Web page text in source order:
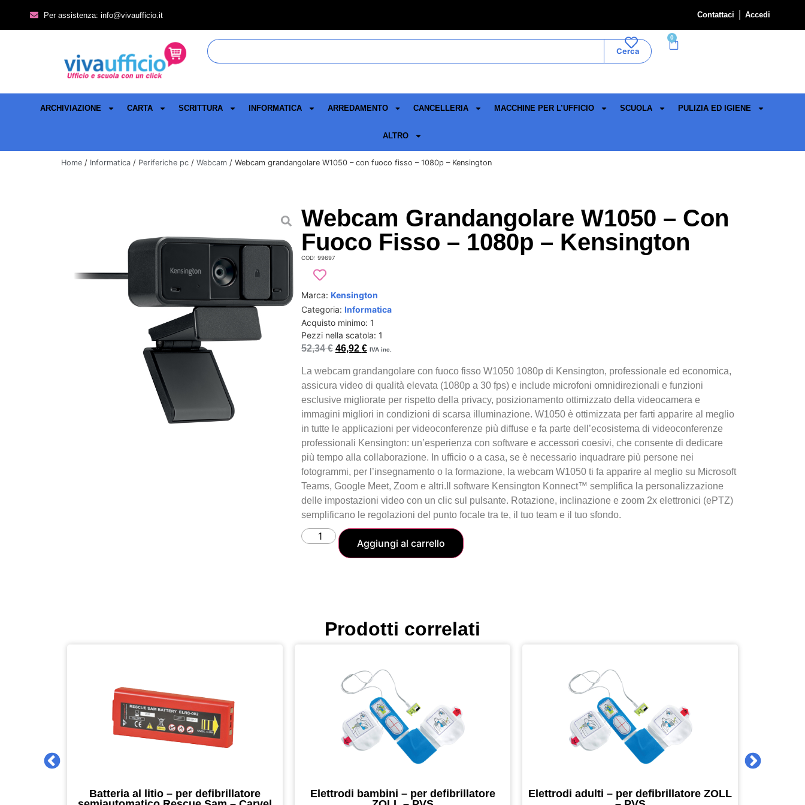
Per assistenza: info@vivaufficio.it Contattaci Accedi
Cerca
0
ARCHIVIAZIONE CARTA SCRITTURA INFORMATICA ARREDAMENTO CANCELLERIA MACCHINE PER L’UFFICIO SCUOLA PULIZIA ED IGIENE
ALTRO
Home / Informatica / Periferiche pc / Webcam / Webcam grandangolare W1050 – con fuoco fisso – 1080p – Kensington
Webcam Grandangolare W1050 – Con
Fuoco Fisso – 1080p – Kensington
COD: 99697
Marca: Kensington
Categoria: Informatica
Acquisto minimo: 1
Pezzi nella scatola: 1
52,34€ 46,92 € IVA inc.
La webcam grandangolare con fuoco fisso W1050 1080p di Kensington, professionale ed economica,
assicura video di qualità elevata (1080p a 30 fps) e include microfoni omnidirezionali e funzioni
esclusive migliorate per rispetto della privacy, posizionamento ottimizzato della videocamera e
immagini migliori in condizioni di scarsa illuminazione. W1050 è ottimizzata per farti apparire al meglio
in tutte le applicazioni per videoconferenze più diffuse e fa parte dell’ecosistema di videoconferenze
professionali Kensington: un’esperienza con software e accessori coesivi, che consente di dedicare
più tempo alla collaborazione. In ufficio o a casa, se è necessario inquadrare più persone nei
fotogrammi, per l’insegnamento o la formazione, la webcam W1050 ti fa apparire al meglio su Microsoft
Teams, Google Meet, Zoom e altri.Il software Kensington Konnect™ semplifica la personalizzazione
delle impostazioni video con un clic sul pulsante. Rotazione, inclinazione e zoom 2x elettronici (ePTZ)
semplificano le regolazioni del punto focale tra te, il tuo team e il tuo sfondo.
Aggiungi al carrello
Prodotti correlati
Batteria al litio – per defibrillatore
Elettrodi bambini – per defibrillatore
Elettrodi adulti – per defibrillatore ZOLL